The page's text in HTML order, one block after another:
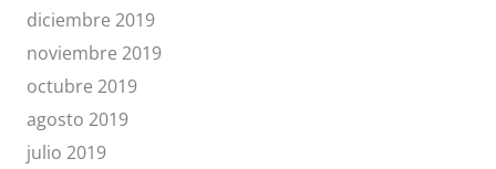
diciembre 2019
noviembre 2019
octubre 2019
agosto 2019
julio 2019